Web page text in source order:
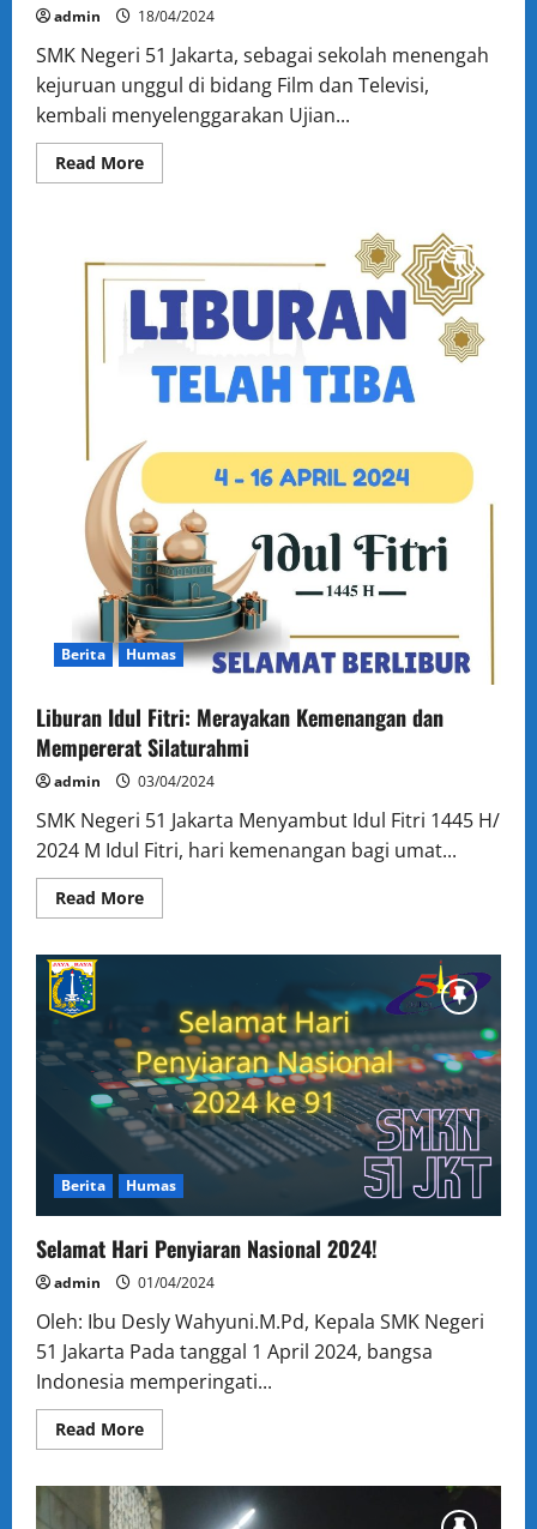
admin 18/04/2024
SMK Negeri 51 Jakarta, sebagai sekolah menengah
kejuruan unggul di bidang Film dan Televisi,
kembali menyelenggarakan Ujian...
Read MoreRead
more
Keahlian
SMK
Negeri
Jakarta:
Bukti
Kualitas
Generasi
Muda
Televisi
Berita Humas
Liburan Idul Fitri: Merayakan Kemenangan dan
Mempererat Silaturahmi
admin 03/04/2024
SMK Negeri 51 Jakarta Menyambut Idul Fitri 1445 H/
2024 M Idul Fitri, hari kemenangan bagi umat...
Read MoreRead
more
Kemenangan
dan
Mempererat
Silaturahmi
Berita Humas
Selamat Hari Penyiaran Nasional 2024!
admin 01/04/2024
Oleh: Ibu Desly Wahyuni.M.Pd, Kepala SMK Negeri
51 Jakarta Pada tanggal 1 April 2024, bangsa
Indonesia memperingati...
Read MoreRead
more
Hari
Penyiaran